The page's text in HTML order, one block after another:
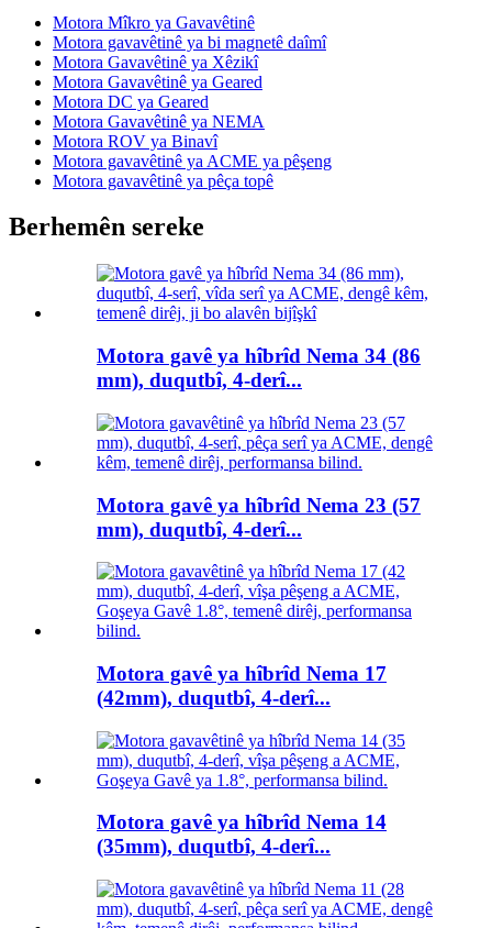
Motora Mîkro ya Gavavêtinê
Motora gavavêtinê ya bi magnetê daîmî
Motora Gavavêtinê ya Xêzikî
Motora Gavavêtinê ya Geared
Motora DC ya Geared
Motora Gavavêtinê ya NEMA
Motora ROV ya Binavî
Motora gavavêtinê ya ACME ya pêşeng
Motora gavavêtinê ya pêça topê
Berhemên sereke
Motora gavê ya hîbrîd Nema 34 (86
mm), duqutbî, 4-derî...
Motora gavê ya hîbrîd Nema 23 (57
mm), duqutbî, 4-derî...
Motora gavê ya hîbrîd Nema 17
(42mm), duqutbî, 4-derî...
Motora gavê ya hîbrîd Nema 14
(35mm), duqutbî, 4-derî...